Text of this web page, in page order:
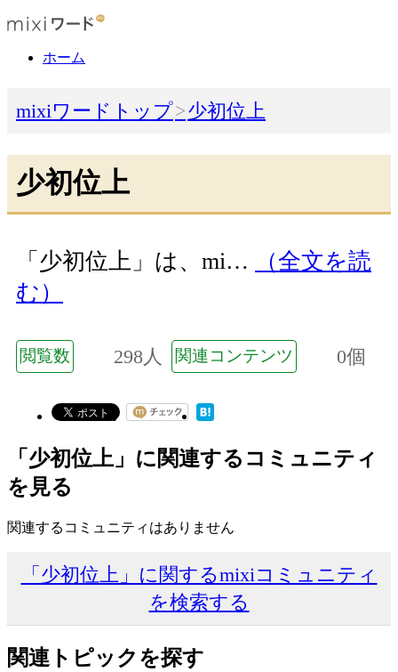
ホーム
mixiワードトップ 少初位上
少初位上
「少初位上」は、mi…
（全文を読
む）
閲覧数 298人 関連コンテンツ 0個
「少初位上」に関連するコミュニティ
を見る
関連するコミュニティはありません
「少初位上」に関するmixiコミュニティ
を検索する
関連トピックを探す